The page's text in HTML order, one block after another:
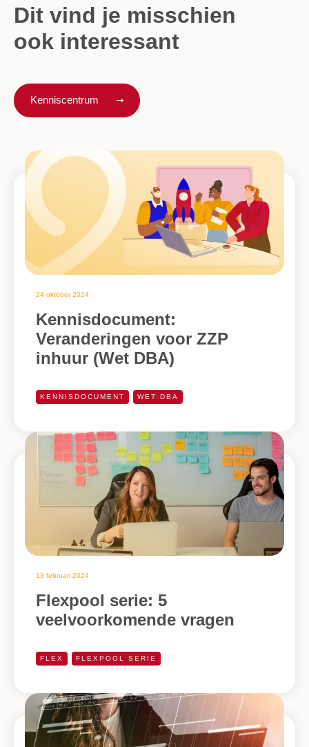
Dit vind je misschien
ook interessant
Kenniscentrum
24 oktober 2024
Kennisdocument:
Veranderingen voor ZZP
inhuur (Wet DBA)
KENNISDOCUMENT WET DBA
13 februari 2024
Flexpool serie: 5
veelvoorkomende vragen
FLEX FLEXPOOL SERIE